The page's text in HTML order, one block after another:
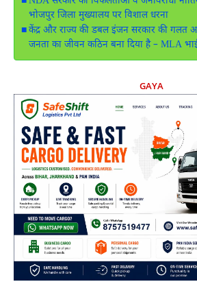
भोजपुर जिला मुख्यालय पर विशाल धरना
केंद्र और राज्य की डबल इंजन सरकार की गलत
जनता का जीवन कठिन बना दिया है – MLA भाई
GAYA